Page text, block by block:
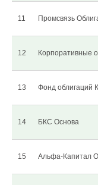
11 Промсвязь
12 Корпоративные
13 Фонд облигаций
14 БКС Основа
15 Альфа-Капитал